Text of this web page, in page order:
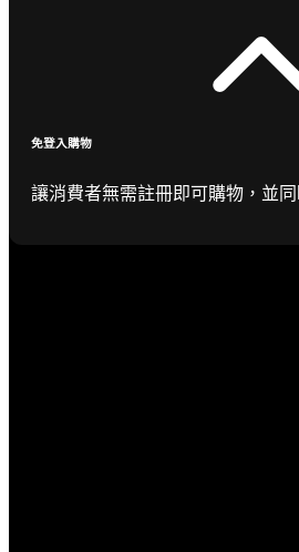
免登入購物
讓消費者無需註冊即可購物，並